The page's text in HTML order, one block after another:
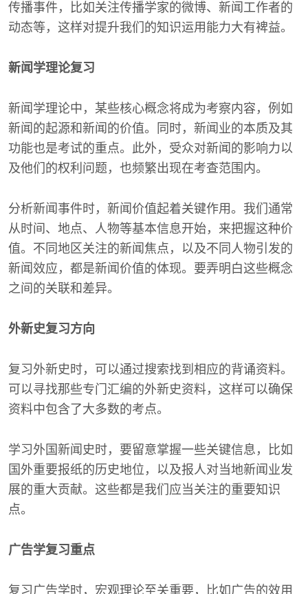
传播事件，比如关注传播学家的微博、新闻工作者的
动态等，这样对提升我们的知识运用能力大有裨益。
新闻学理论复习
新闻学理论中，某些核心概念将成为考察内容，例如
新闻的起源和新闻的价值。同时，新闻业的本质及其
功能也是考试的重点。此外，受众对新闻的影响力以
及他们的权利问题，也频繁出现在考查范围内。
分析新闻事件时，新闻价值起着关键作用。我们通常
从时间、地点、人物等基本信息开始，来把握这种价
值。不同地区关注的新闻焦点，以及不同人物引发的
新闻效应，都是新闻价值的体现。要弄明白这些概念
之间的关联和差异。
外新史复习方向
复习外新史时，可以通过搜索找到相应的背诵资料。
可以寻找那些专门汇编的外新史资料，这样可以确保
资料中包含了大多数的考点。
学习外国新闻史时，要留意掌握一些关键信息，比如
国外重要报纸的历史地位，以及报人对当地新闻业发
展的重大贡献。这些都是我们应当关注的重要知识
点。
广告学复习重点
复习广告学时，宏观理论至关重要，比如广告的效用